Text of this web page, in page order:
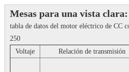
Mesas para una vista clara:
tabla de datos del motor eléctrico de CC
250
Voltaje
Relación de transmisión